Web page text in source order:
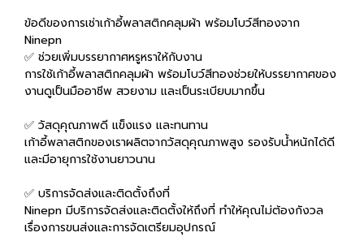
ข้อดีของการเช่าเก้าอี้พลาสติกคลุมผ้า พร้อมโบว์สีทองจาก
Ninepn
✅ ช่วยเพิ่มบรรยากาศหรูหราให้กับงาน
การใช้เก้าอี้พลาสติกคลุมผ้า พร้อมโบว์สีทองช่วยให้บรรยากาศของ
งานดูเป็นมืออาชีพ สวยงาม และเป็นระเบียบมากขึ้น
✅ วัสดุคุณภาพดี แข็งแรง และทนทาน
เก้าอี้พลาสติกของเราผลิตจากวัสดุคุณภาพสูง รองรับน้ำหนักได้ดี
และมีอายุการใช้งานยาวนาน
✅ บริการจัดส่งและติดตั้งถึงที่
Ninepn มีบริการจัดส่งและติดตั้งให้ถึงที่ ทำให้คุณไม่ต้องกังวล
เรื่องการขนส่งและการจัดเตรียมอุปกรณ์